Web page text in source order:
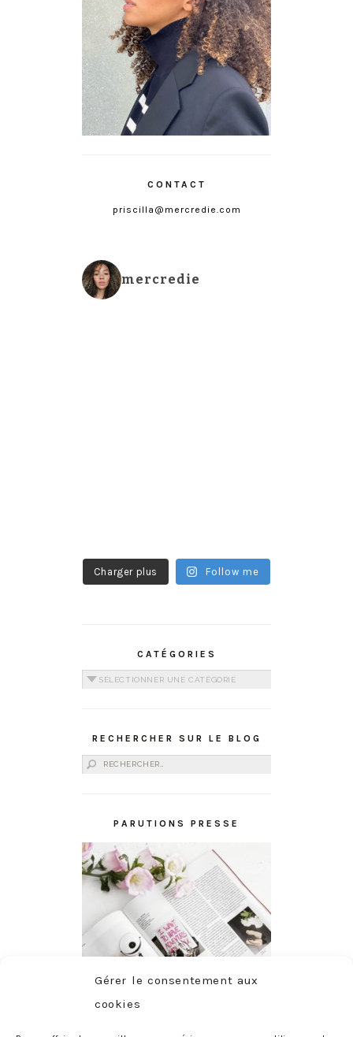
Gérer le consentement aux
cookies
CONTACT
priscilla@mercredie.com
mercredie
Charger plus Follow me
CATÉGORIES
Catégories
RECHERCHER SUR LE BLOG
Rechercher :
PARUTIONS PRESSE